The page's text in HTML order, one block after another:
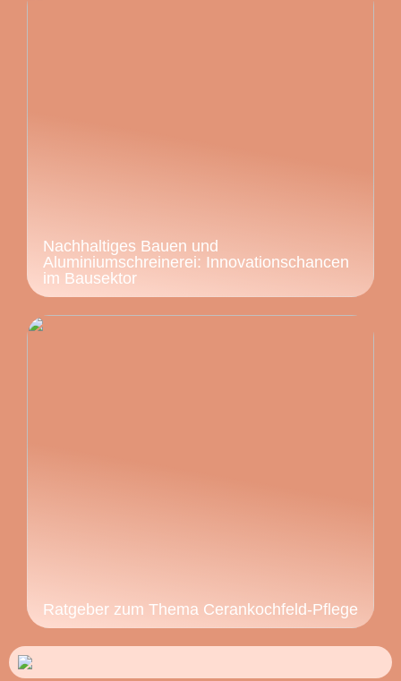
Nachhaltiges Bauen und
Aluminiumschreinerei: Innovationschancen
im Bausektor
Ratgeber zum Thema Cerankochfeld-Pflege